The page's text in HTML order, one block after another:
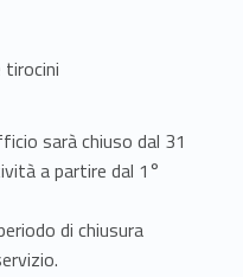
sarà chiuso dal 31
a partire dal 1°
di chiusura